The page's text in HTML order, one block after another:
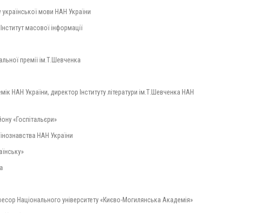
мови НАН України
масової інформації
премії ім.Т.Шевченка
НАН України, директор Інституту літератури ім.Т.Шевченка НАН
«Госпітальєри»
НАН України
Національного університету «Києво-Могилянська Академія»